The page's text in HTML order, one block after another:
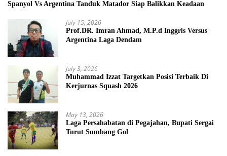
Spanyol Vs Argentina Tanduk Matador Siap Balikkan Keadaan
July 15, 2026
Prof.DR. Imran Ahmad, M.P.d Inggris Versus
Argentina Laga Dendam
July 3, 2026
Muhammad Izzat Targetkan Posisi Terbaik Di
Kerjurnas Squash 2026
May 13, 2026
Laga Persahabatan di Pegajahan, Bupati Sergai
Turut Sumbang Gol